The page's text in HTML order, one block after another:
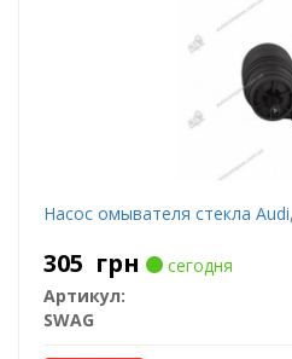
Насос омывателя стекла
305 грн
сегодня
Артикул:
SWAG